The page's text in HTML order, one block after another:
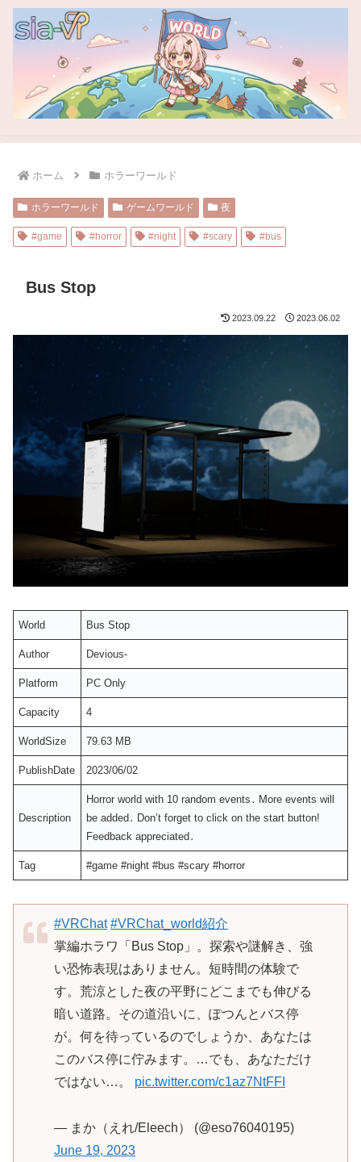
ホーム ホラーワールド
ホラーワールド ゲームワールド 夜
#game #horror #night #scary #bus
Bus Stop
2023.09.22 2023.06.02
World Bus Stop
Author Devious-
Platform PC Only
Capacity 4
WorldSize 79.63 MB
PublishDate 2023/06/02
Description
Horror world with 10 random events․ More events will
be added․ Don’t forget to click on the start buttonǃ
Feedback appreciated․
Tag #game #night #bus #scary #horror
#VRChat #VRChat_world紹介
掌編ホラワ「Bus Stop」。探索や謎解き、強
い恐怖表現はありません。短時間の体験で
す。荒涼とした夜の平野にどこまでも伸びる
暗い道路。その道沿いに、ぽつんとバス停
が。何を待っているのでしょうか、あなたは
このバス停に佇みます。…でも、あなただけ
ではない…。 pic.twitter.com/c1az7NtFFI
— まか（えれ/Eleech） (@eso76040195)
June 19, 2023